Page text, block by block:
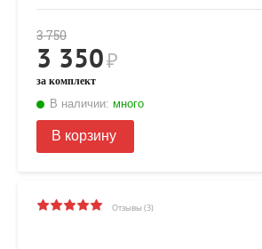
3 750
3 350₽
за комплект
В наличии: много
В корзину
Отзывы (3)